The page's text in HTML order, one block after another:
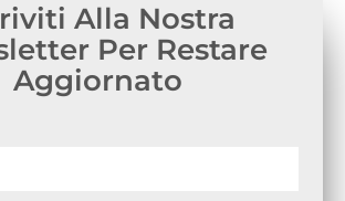
Alla Nostra
Per Restare
Aggiornato